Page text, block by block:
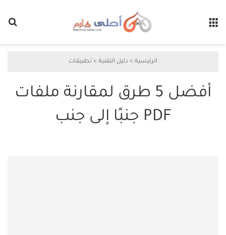
الرئيسية > دليل التقنية > َتطبيقات
أفضل 5 طرق لمقارنة ملفات
PDF جنبًا إلى جنب